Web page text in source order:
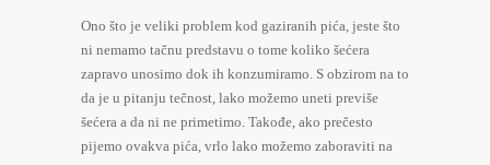
Ono što je veliki problem kod gaziranih pića, jeste što
ni nemamo tačnu predstavu o tome koliko šećera
zapravo unosimo dok ih konzumiramo. S obzirom na to
da je u pitanju tečnost, lako možemo uneti previše
šećera a da ni ne primetimo. Takođe, ako prečesto
pijemo ovakva pića, vrlo lako možemo zaboraviti na